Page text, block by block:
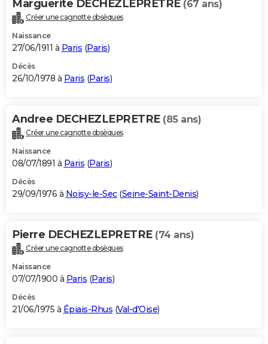
Marguerite DECHEZLEPRETRE (67 ans)
Créer une cagnotte obsèques
Naissance
27/06/1911 à Paris (Paris)
Décès
26/10/1978 à Paris (Paris)
Andree DECHEZLEPRETRE (85 ans)
Créer une cagnotte obsèques
Naissance
08/07/1891 à Paris (Paris)
Décès
29/09/1976 à Noisy-le-Sec(Seine-Saint-Denis)
Pierre DECHEZLEPRETRE (74 ans)
Créer une cagnotte obsèques
Naissance
07/07/1900 à Paris (Paris)
Décès
21/06/1975 à Épiais-Rhus (Val-d'Oise)